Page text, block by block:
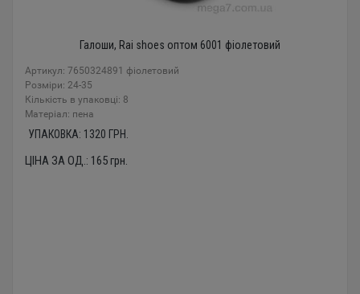
Галоши, Rai shoes оптом 6001 фіолетовий
Артикул: 7650324891 фіолетовий
Розміри: 24-35
Кількість в упаковці: 8
Mатеріал: пена
УПАКОВКА: 1320 ГРН.
ЦІНА ЗА ОД.: 165грн.